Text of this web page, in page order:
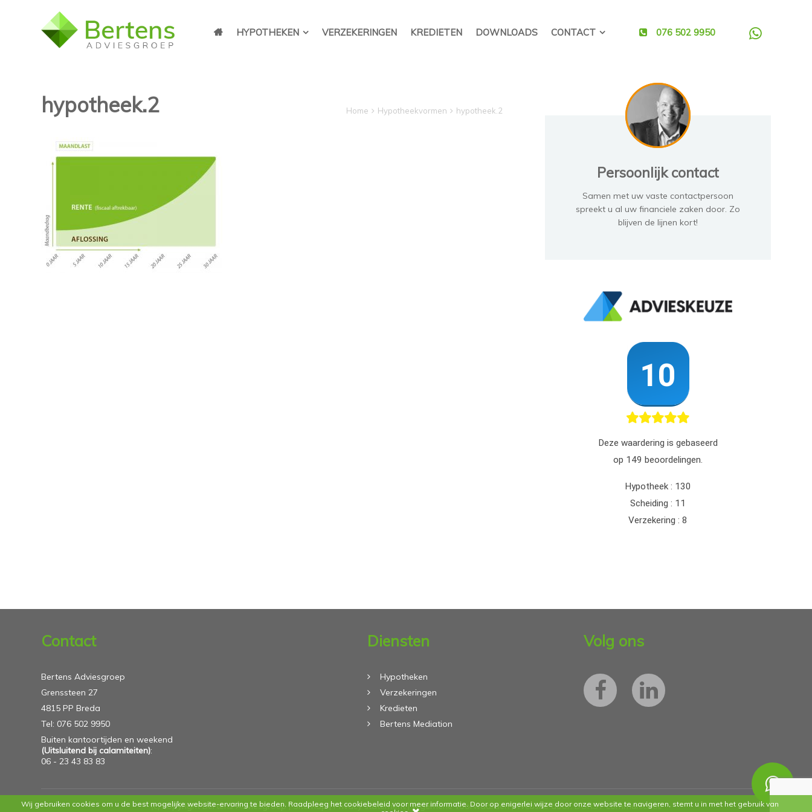
HYPOTHEKEN VERZEKERINGEN KREDIETEN DOWNLOADS CONTACT 076 502 9950
Hypotheekvormen hypotheek.2
hypotheek.2
Persoonlijk contact
Samen met uw vaste contactpersoon
spreekt u al uw financiele zaken door. Zo
blijven de lijnen kort!
Contact
Bertens Adviesgroep
Grenssteen 27
4815 PP Breda
Tel: 076 502 9950
Buiten kantoortijden en weekend
(Uitsluitend bij calamiteiten):
06 - 23 43 83 83
Diensten
Hypotheken
Verzekeringen
Kredieten
Bertens Mediation
Volg ons
(c) copyright Bertens Adviesgroep |Sitemap|Privacy statement|Algemene voorwaarden| Website door:DORST communicatie
Wij gebruiken cookies om u de best mogelijke website-ervaring te bieden. Raadpleeg het cookiebeleid voor meer informatie. Door op enigerlei wijze door onze website te navigeren, stemt u in met het gebruik van